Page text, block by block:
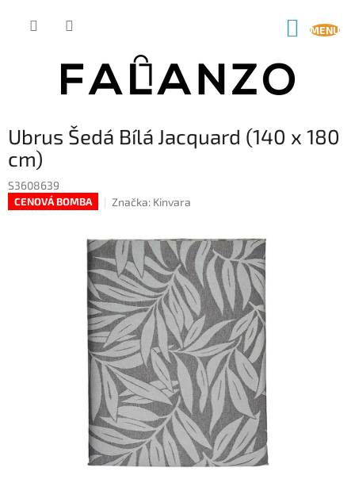
Ubrus Šedá Bílá Jacquard (140 x 180
cm)
S3608639
CENOVÁ BOMBA Značka: Kinvara